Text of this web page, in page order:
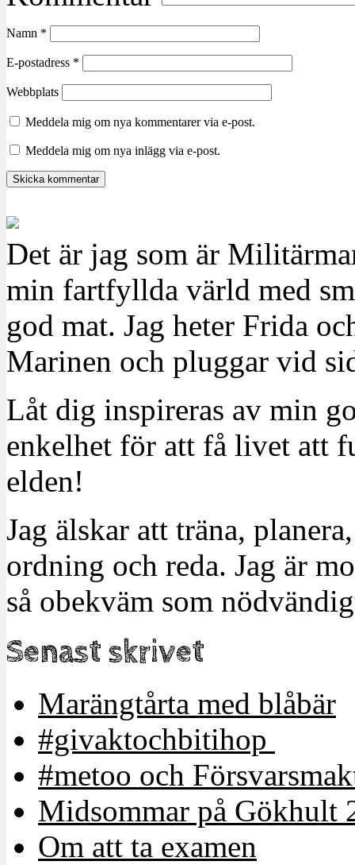
Namn *
E-postadress *
Webbplats
Meddela mig om nya kommentarer via e-post.
Meddela mig om nya inlägg via e-post.
Det är jag som är
min fartfyllda värld med
god mat. Jag heter Frida
Marinen och pluggar vid
Låt dig inspireras av min
enkelhet för att få livet att
elden!
Jag älskar att träna,
ordning och reda. Jag är
så obekväm som
Senast skrivet
Marängtårta med blåbär
#givaktochbitihop
#metoo och
Midsommar på Gökhult
Om att ta examen